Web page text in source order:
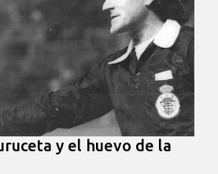
y el huevo de la